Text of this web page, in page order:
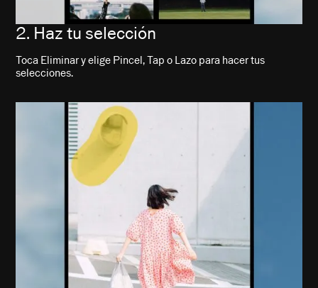
2. Haz tu selección
Toca Eliminar y elige Pincel, Tap o Lazo para hacer tus
selecciones.